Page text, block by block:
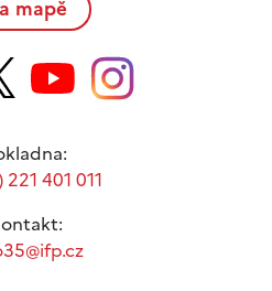
mapě
401 011